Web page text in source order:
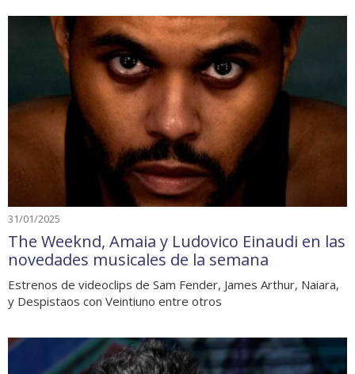
31/01/2025
The Weeknd, Amaia y Ludovico Einaudi en las
novedades musicales de la semana
Estrenos de videoclips de Sam Fender, James Arthur, Naiara,
y Despistaos con Veintiuno entre otros